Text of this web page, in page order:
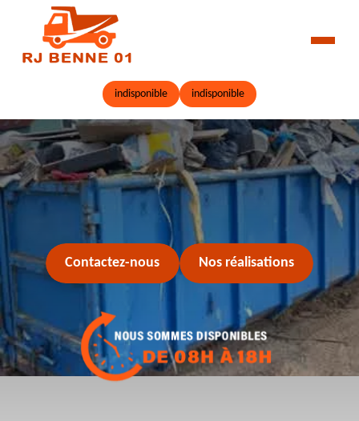
indisponible indisponible
Contactez-nous Nos réalisations